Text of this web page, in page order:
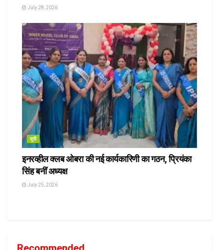
July 28, 2026
यूपी
इनरव्हील क्लब ओबरा की नई कार्यकारिणी का गठन, प्रियंका
सिंह बनीं अध्यक्ष
July 25, 2026